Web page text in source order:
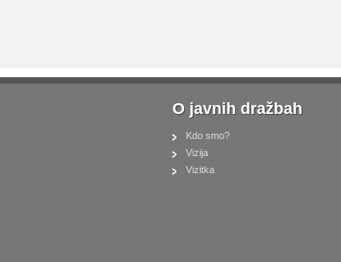
O javnih dražbah
Kdo smo?
Vizija
Vizitka